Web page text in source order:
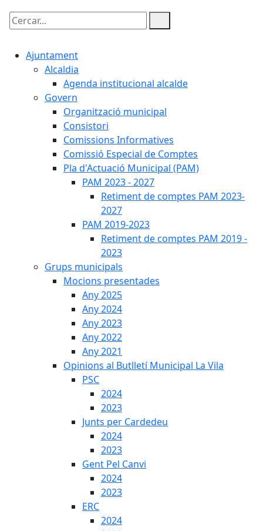
Cercar:
Ajuntament
Alcaldia
Agenda institucional alcalde
Govern
Organització municipal
Consistori
Comissions Informatives
Comissió Especial de Comptes
Pla d'Actuació Municipal (PAM)
PAM 2023 - 2027
Retiment de comptes PAM 2023-
2027
PAM 2019-2023
Retiment de comptes PAM 2019 -
2023
Grups municipals
Mocions presentades
Any 2025
Any 2024
Any 2023
Any 2022
Any 2021
Opinions al Butlletí Municipal La Vila
PSC
2024
2023
Junts per Cardedeu
2024
2023
Gent Pel Canvi
2024
2023
ERC
2024